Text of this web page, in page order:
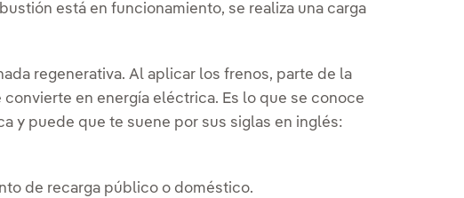
está en funcionamiento, se realiza una carga
regenerativa. Al aplicar los frenos, parte de la
en energía eléctrica. Es lo que se conoce
y puede que te suene por sus siglas en inglés:
de recarga público o doméstico.